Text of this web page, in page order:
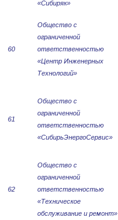
«Сибиряк»
60
Общество с
ограниченной
ответственностью
«Центр Инженерных
Технологий»
61
Общество с
ограниченной
ответственностью
«СибирьЭнергоСервис»
62
Общество с
ограниченной
ответственностью
«Техническое
обслуживание и ремонт»